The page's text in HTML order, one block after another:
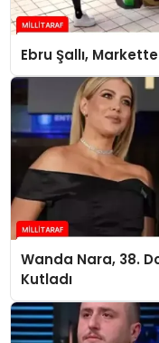
Ebru Şallı,
Wanda Nara, 38.
Kutladı